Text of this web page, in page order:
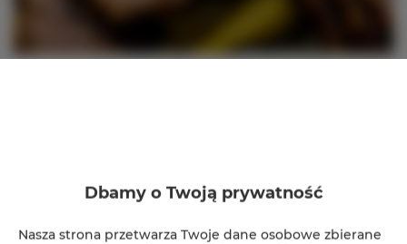
cudownych ludzi !
Dziękujemy za każdy uśmiech
, za każdą
Dbamy o Twoją prywatność
Nasza strona przetwarza Twoje dane osobowe zbierane